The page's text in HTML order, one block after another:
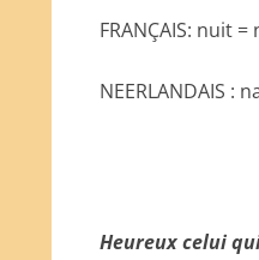
FRANÇAIS: nuit =
NEERLANDAIS :
Heureux celui